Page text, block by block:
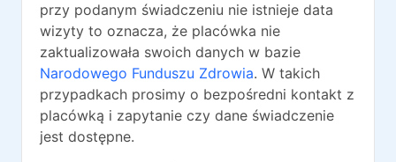
przy podanym świadczeniu nie istnieje data
wizyty to oznacza, że placówka nie
zaktualizowała swoich danych w bazie
Narodowego Funduszu Zdrowia. W takich
przypadkach prosimy o bezpośredni kontakt z
placówką i zapytanie czy dane świadczenie
jest dostępne.